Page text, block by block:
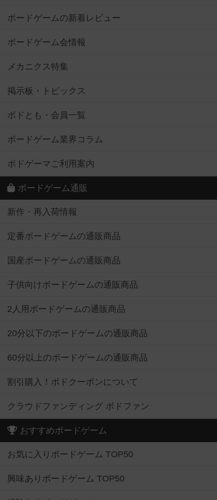
ボードゲームの新着レビュー
ボードゲーム会情報
メカニクス特集
掲示板・トピックス
ボドとも・会員一覧
ボードゲーム業界コラム
ボドゲーマご利用案内
ボードゲーム通販
新作・再入荷情報
定番ボードゲームの通販商品
国産ボードゲームの通販商品
子供向けボードゲームの通販商品
2人用ボードゲームの通販商品
20分以下のボードゲームの通販商品
60分以上のボードゲームの通販商品
割引購入！ボドクーポンについて
クラウドファンディング ボドファン
おすすめボードゲーム
お気に入りボードゲーム TOP50
興味ありボードゲーム TOP50